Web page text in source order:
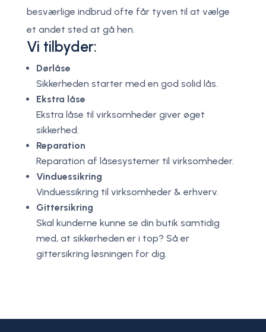
besværlige indbrud ofte får tyven til at vælge
et andet sted at gå hen.​
Vi tilbyder:
Dørlåse
Sikkerheden starter med en god solid lås.​
Ekstra låse
Ekstra låse til virksomheder giver øget
sikkerhed.​
Reparation
Reparation af låsesystemer til virksomheder.​
Vinduessikring
Vinduessikring til virksomheder & erhverv.​
Gittersikring
Skal kunderne kunne se din butik samtidig
med, at sikkerheden er i top? Så er
gittersikring løsningen for dig.​